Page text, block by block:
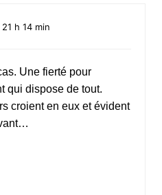
h 14 min
Une fierté pour
qui dispose de tout.
croient en eux et évident